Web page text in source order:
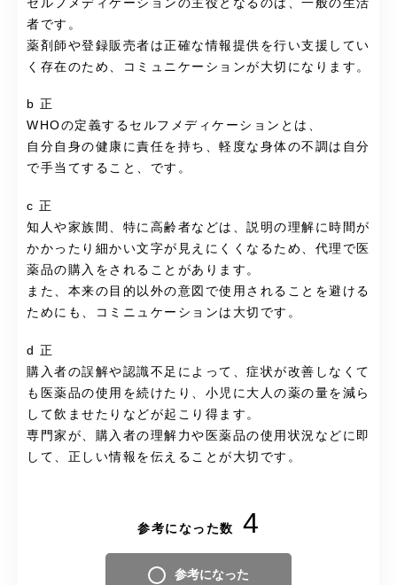
セルフメディケーションの主役となるのは、一般の生活
者です。
薬剤師や登録販売者は正確な情報提供を行い支援してい
く存在のため、コミュニケーションが大切になります。
b 正
WHOの定義するセルフメディケーションとは、
自分自身の健康に責任を持ち、軽度な身体の不調は自分
で手当てすること、です。
c 正
知人や家族間、特に高齢者などは、説明の理解に時間が
かかったり細かい文字が見えにくくなるため、代理で医
薬品の購入をされることがあります。
また、本来の目的以外の意図で使用されることを避ける
ためにも、コミニュケーションは大切です。
d 正
購入者の誤解や認識不足によって、症状が改善しなくて
も医薬品の使用を続けたり、小児に大人の薬の量を減ら
して飲ませたりなどが起こり得ます。
専門家が、購入者の理解力や医薬品の使用状況などに即
して、正しい情報を伝えることが大切です。
参考になった数 4
参考になった